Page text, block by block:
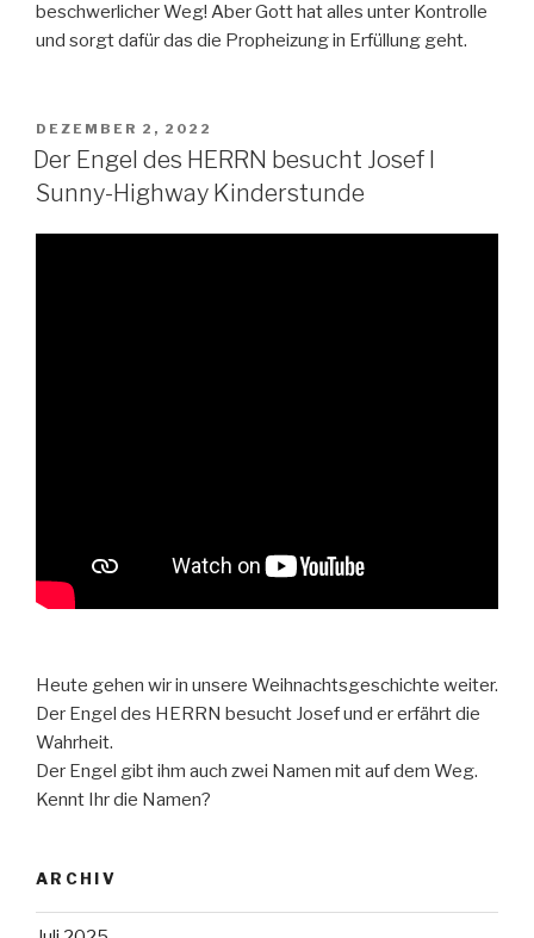
beschwerlicher Weg! Aber Gott hat alles unter Kontrolle
und sorgt dafür das die Propheizung in Erfüllung geht.
VERÖFFENTLICHT
AM
DEZEMBER 2, 2022
Der Engel des HERRN besucht Josef I
Sunny-Highway Kinderstunde
Heute gehen wir in unsere Weihnachtsgeschichte weiter.
Der Engel des HERRN besucht Josef und er erfährt die
Wahrheit.
Der Engel gibt ihm auch zwei Namen mit auf dem Weg.
Kennt Ihr die Namen?
ARCHIV